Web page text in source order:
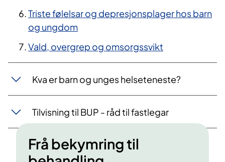
Triste følelsar og depresjonsplager hos barn
og ungdom
Vald, overgrep og omsorgssvikt
Kva er barn og unges helseteneste?
Tilvisning til BUP - råd til fastlegar
Frå bekymring til